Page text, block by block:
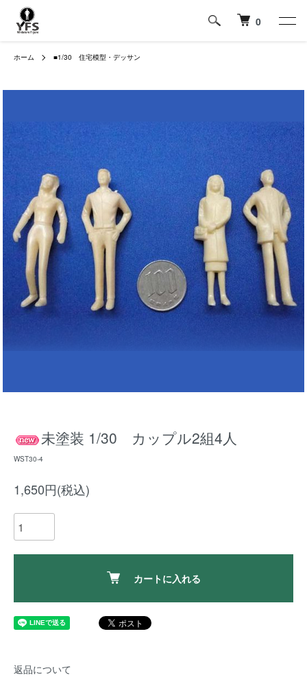
0
ホーム ■1/30 住宅模型・デッサン
未塗装 1/30 カップル2組4人
WST30-4
1,650円(税込)
カートに入れる
返品について